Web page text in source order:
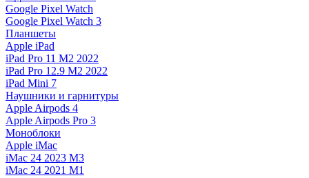
Google Pixel Watch
Google Pixel Watch 3
Планшеты
Apple iPad
iPad Pro 11 M2 2022
iPad Pro 12.9 M2 2022
iPad Mini 7
Наушники и гарнитуры
Apple Airpods 4
Apple Airpods Pro 3
Моноблоки
Apple iMac
iMac 24 2023 M3
iMac 24 2021 M1